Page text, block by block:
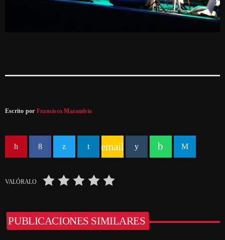
Escrito por Francisco Marambio
email
VALÓRALO
PUBLICACIONES SIMILARES